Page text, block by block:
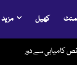
کھیل مزید
کامیابی سے دور
الٹی میٹم